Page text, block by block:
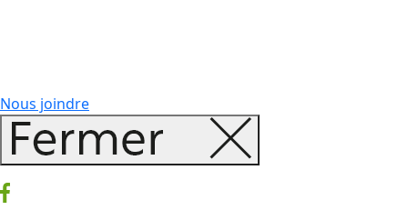
Nous joindre